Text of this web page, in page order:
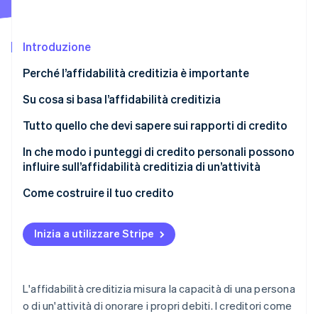
Prevenzione delle frodi
Costituzione di start-up
Climate
Identity
Verifica online dell'identità
Stripe Sessions 2026
Scopri come Stripe sta costruendo l'infrastruttura
Stripe App Marketplace
Introduzione
Perché l’affidabilità creditizia è importante
Su cosa si basa l’affidabilità creditizia
Tutto quello che devi sapere sui rapporti di credito
Accesso al rapporto di credito
In che modo i punteggi di credito personali possono
influire sull’affidabilità creditizia di un’attività
Come costruire il tuo credito
Inizia a utilizzare Stripe
L'affidabilità creditizia misura la capacità di una persona
o di un'attività di onorare i propri debiti. I creditori come